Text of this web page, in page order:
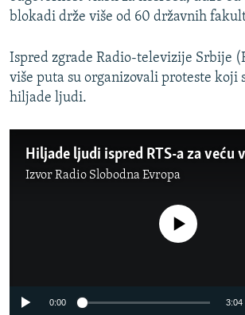
blokadi drže više od 60 državnih
Ispred zgrade Radio-televizije Srbije
više puta su organizovali proteste koji
hiljade ljudi.
IzvorRadio Slobodna Evropa
No media source currently
0:00 3:04